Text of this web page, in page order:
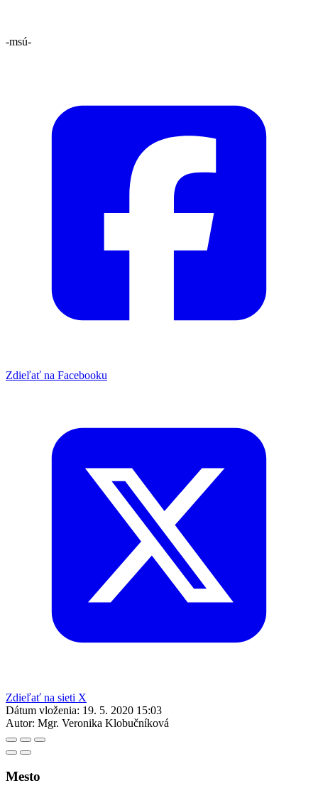
-msú-
Zdieľať na Facebooku
Zdieľať na sieti X
Dátum vloženia: 19. 5. 2020 15:03
Autor: Mgr. Veronika Klobučníková
Mesto